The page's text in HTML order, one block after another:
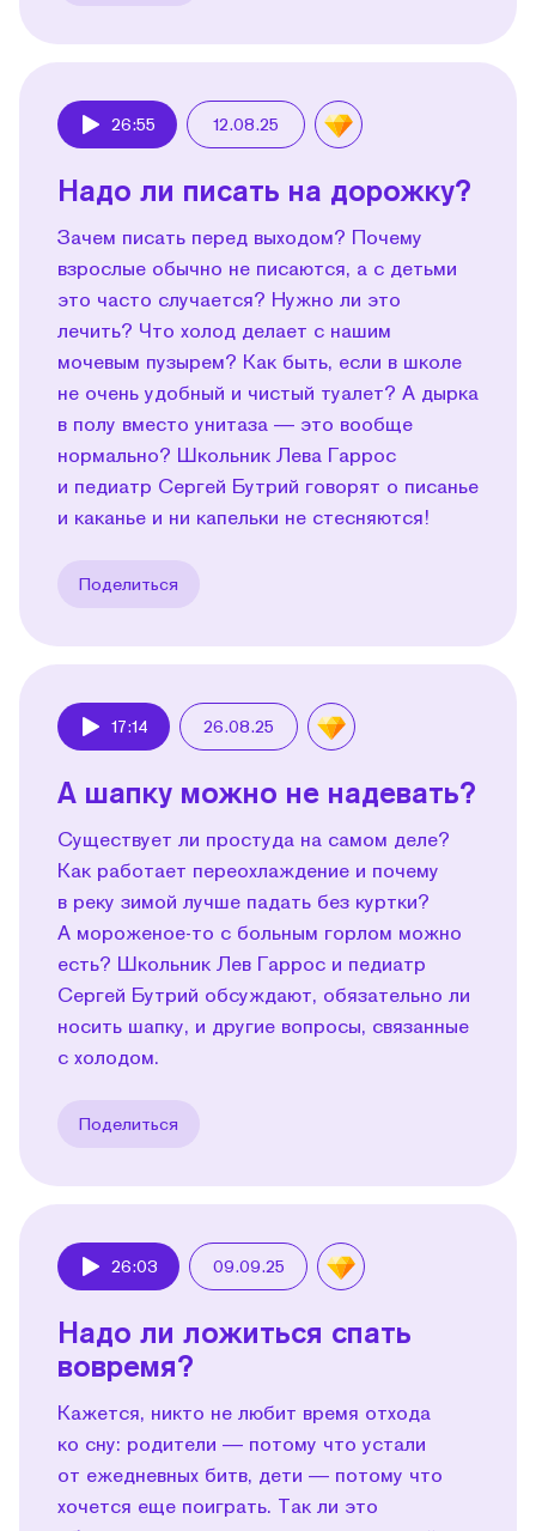
26:55 12.08.25
Надо ли писать на дорожку?
Зачем писать перед выходом? Почему
взрослые обычно не писаются, а с детьми
это часто случается? Нужно ли это
лечить? Что холод делает с нашим
мочевым пузырем? Как быть, если в школе
не очень удобный и чистый туалет? А дырка
в полу вместо унитаза — это вообще
нормально? Школьник Лева Гаррос
и педиатр Сергей Бутрий говорят о писанье
и каканье и ни капельки не стесняются!
Поделиться
17:14 26.08.25
А шапку можно не надевать?
Существует ли простуда на самом деле?
Как работает переохлаждение и почему
в реку зимой лучше падать без куртки?
А мороженое-то с больным горлом можно
есть? Школьник Лев Гаррос и педиатр
Сергей Бутрий обсуждают, обязательно ли
носить шапку, и другие вопросы, связанные
с холодом.
Поделиться
26:03 09.09.25
Надо ли ложиться спать
вовремя?
Кажется, никто не любит время отхода
ко сну: родители — потому что устали
от ежедневных битв, дети — потому что
хочется еще поиграть. Так ли это